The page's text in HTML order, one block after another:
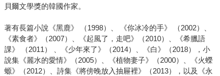
貝爾文學獎的韓國作家。
著有長篇小說《黑鹿》 （1998）、 《你冰冷的手》 （2002）、
《素食者》（2007）、《起風了，走吧》（2010）、《希臘語
課》 （2011） 、《少年來了》（2014）、《白》（2018），小
說集《麗水的愛情》（2005）、《植物妻子》（2000）、《火蠑
螈》（2012）、詩集《將傍晚放入抽屜裡》（2013），以及《永